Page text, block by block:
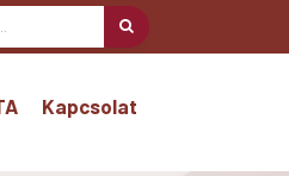
Kapcsolat